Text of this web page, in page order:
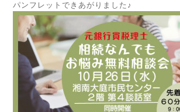
パンフレットできあがりました♪